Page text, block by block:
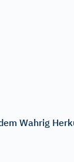
Wahrig